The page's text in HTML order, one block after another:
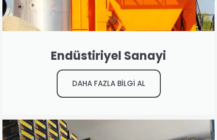
Endüstiriyel Sanayi
DAHA FAZLA BİLGİ AL